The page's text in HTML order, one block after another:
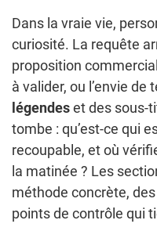
Dans la vraie vie,
curiosité. La requête
proposition
à valider, ou l’envie
légendeset des sous-
tombe : qu’est-ce qui
recoupable, et où
la matinée ? Les
méthode concrète,
points de contrôle qui